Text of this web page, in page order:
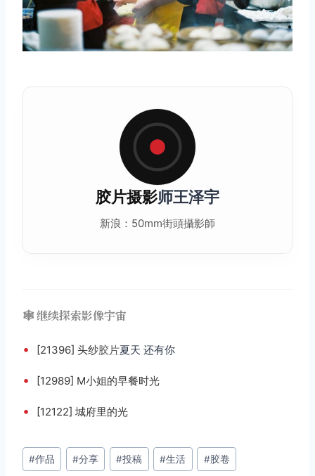
胶片摄影师王泽宇
新浪：50mm街頭攝影師
🕸️ 继续探索影像宇宙
• [21396] 头纱胶片夏天 还有你
• [12989] M小姐的早餐时光
• [12122] 城府里的光
文
章
#作品 #分享 #投稿 #生活 #胶卷